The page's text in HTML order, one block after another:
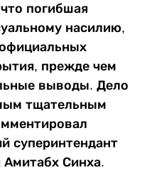
погибшая
насилию,
прежде чем
выводы. Дело
тщательным
суперинтендант
Синха.